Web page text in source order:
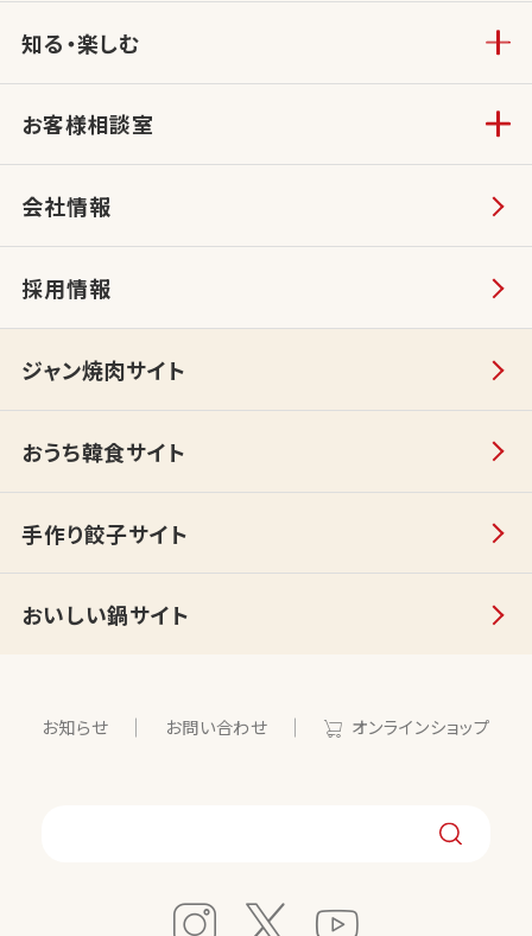
知る・楽しむ
お客様相談室
会社情報
採用情報
ジャン焼肉サイト
おうち韓食サイト
手作り餃子サイト
おいしい鍋サイト
お知らせ お問い合わせ オンラインショップ